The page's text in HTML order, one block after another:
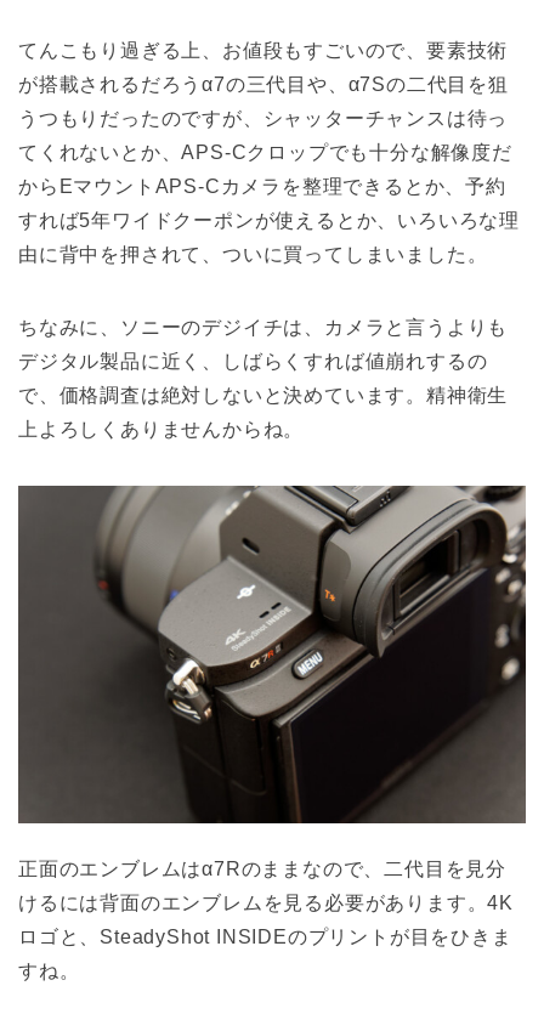
てんこもり過ぎる上、お値段もすごいので、要素技術
が搭載されるだろうα7の三代目や、α7Sの二代目を狙
うつもりだったのですが、シャッターチャンスは待っ
てくれないとか、APS-Cクロップでも十分な解像度だ
からEマウントAPS-Cカメラを整理できるとか、予約
すれば5年ワイドクーポンが使えるとか、いろいろな理
由に背中を押されて、ついに買ってしまいました。
ちなみに、ソニーのデジイチは、カメラと言うよりも
デジタル製品に近く、しばらくすれば値崩れするの
で、価格調査は絶対しないと決めています。精神衛生
上よろしくありませんからね。
正面のエンブレムはα7Rのままなので、二代目を見分
けるには背面のエンブレムを見る必要があります。4K
ロゴと、SteadyShot INSIDEのプリントが目をひきま
すね。